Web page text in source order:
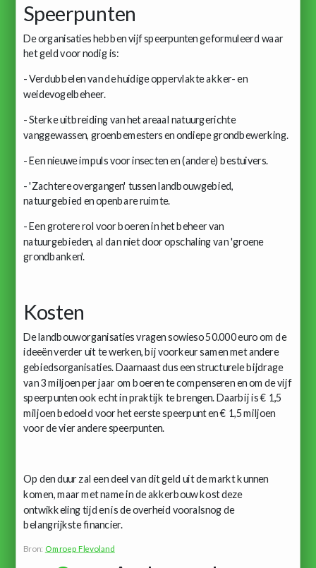
Speerpunten
De organisaties hebben vijf speerpunten geformuleerd waar
het geld voor nodig is:
- Verdubbelen van de huidige oppervlakte akker- en
weidevogelbeheer.
- Sterke uitbreiding van het areaal natuurgerichte
vanggewassen, groenbemesters en ondiepe grondbewerking.
- Een nieuwe impuls voor insecten en (andere) bestuivers.
- 'Zachtere overgangen' tussen landbouwgebied,
natuurgebied en openbare ruimte.
- Een grotere rol voor boeren in het beheer van
natuurgebieden, al dan niet door opschaling van 'groene
grondbanken'.
Kosten
De landbouworganisaties vragen sowieso 50.000 euro om de
ideeën verder uit te werken, bij voorkeur samen met andere
gebiedsorganisaties. Daarnaast dus een structurele bijdrage
van 3 miljoen per jaar om boeren te compenseren en om de vijf
speerpunten ook echt in praktijk te brengen. Daarbij is € 1,5
miljoen bedoeld voor het eerste speerpunt en € 1,5 miljoen
voor de vier andere speerpunten.
Op den duur zal een deel van dit geld uit de markt kunnen
komen, maar met name in de akkerbouw kost deze
ontwikkeling tijd en is de overheid vooralsnog de
belangrijkste financier.
Bron: Omroep Flevoland